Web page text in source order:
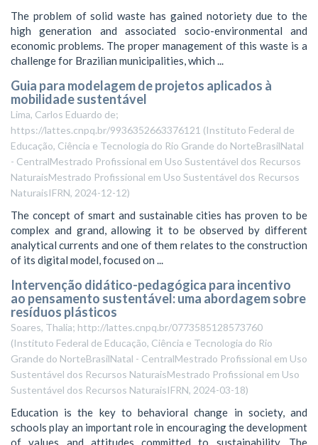
The problem of solid waste has gained notoriety due to the
high generation and associated socio-environmental and
economic problems. The proper management of this waste is a
challenge for Brazilian municipalities, which ...
Guia para modelagem de projetos aplicados à
mobilidade sustentável
Lima, Carlos Eduardo de;
https://lattes.cnpq.br/9936352663376121 (Instituto Federal de
Educação, Ciência e Tecnologia do Rio Grande do NorteBrasilNatal
- CentralMestrado Profissional em Uso Sustentável dos Recursos
NaturaisMestrado Profissional em Uso Sustentável dos Recursos
NaturaisIFRN, 2024-12-12)
The concept of smart and sustainable cities has proven to be
complex and grand, allowing it to be observed by different
analytical currents and one of them relates to the construction
of its digital model, focused on ...
Intervenção didático-pedagógica para incentivo
ao pensamento sustentável: uma abordagem sobre
resíduos plásticos
Soares, Thalia; http://lattes.cnpq.br/0773585128573760
(Instituto Federal de Educação, Ciência e Tecnologia do Rio
Grande do NorteBrasilNatal - CentralMestrado Profissional em Uso
Sustentável dos Recursos NaturaisMestrado Profissional em Uso
Sustentável dos Recursos NaturaisIFRN, 2024-03-18)
Education is the key to behavioral change in society, and
schools play an important role in encouraging the development
of values and attitudes committed to sustainability. The